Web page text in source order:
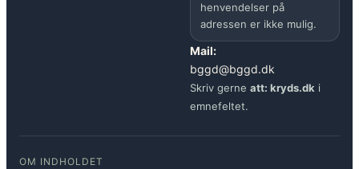
henvendelser på
adressen er ikke mulig.
Mail:
bggd@bggd.dk
Skriv gerne att: kryds.dk i
emnefeltet.
OM INDHOLDET